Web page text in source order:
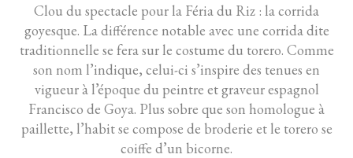
Clou du spectacle pour la Féria du Riz : la corrida
goyesque. La différence notable avec une corrida dite
traditionnelle se fera sur le costume du torero. Comme
son nom l’indique, celui-ci s’inspire des tenues en
vigueur à l’époque du peintre et graveur espagnol
Francisco de Goya. Plus sobre que son homologue à
paillette, l’habit se compose de broderie et le torero se
coiffe d’un bicorne.